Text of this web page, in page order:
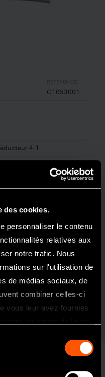
des cookies.
personnaliser le contenu
relatives aux
notre trafic. Nous
sur l'utilisation de
de médias sociaux, de
combiner celles-ci
vous leur avez fournies
NSK France
C1053001
4:1
000 min-1
à billes